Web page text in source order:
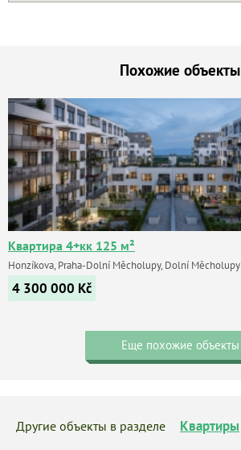
Похожие объекты
Квартира 4+кк 125 м²
Honzíkova, Praha-Dolní Měcholupy, Dolní Měcholupy
4 300 000 Kč
Еще похожие объекты
Другие объекты в разделе Квартиры